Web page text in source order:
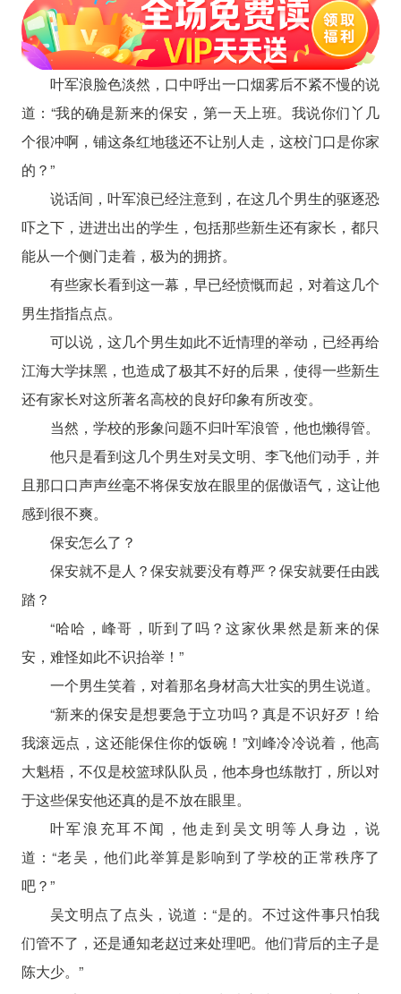
叶军浪脸色淡然，口中呼出一口烟雾后不紧不慢的说
道：“我的确是新来的保安，第一天上班。我说你们丫几
个很冲啊，铺这条红地毯还不让别人走，这校门口是你家
的？”
说话间，叶军浪已经注意到，在这几个男生的驱逐恐
吓之下，进进出出的学生，包括那些新生还有家长，都只
能从一个侧门走着，极为的拥挤。
有些家长看到这一幕，早已经愤慨而起，对着这几个
男生指指点点。
可以说，这几个男生如此不近情理的举动，已经再给
江海大学抹黑，也造成了极其不好的后果，使得一些新生
还有家长对这所著名高校的良好印象有所改变。
当然，学校的形象问题不归叶军浪管，他也懒得管。
他只是看到这几个男生对吴文明、李飞他们动手，并
且那口口声声丝毫不将保安放在眼里的倨傲语气，这让他
感到很不爽。
保安怎么了？
保安就不是人？保安就要没有尊严？保安就要任由践
踏？
“哈哈，峰哥，听到了吗？这家伙果然是新来的保
安，难怪如此不识抬举！”
一个男生笑着，对着那名身材高大壮实的男生说道。
“新来的保安是想要急于立功吗？真是不识好歹！给
我滚远点，这还能保住你的饭碗！”刘峰冷冷说着，他高
大魁梧，不仅是校篮球队队员，他本身也练散打，所以对
于这些保安他还真的是不放在眼里。
叶军浪充耳不闻，他走到吴文明等人身边，说
道：“老吴，他们此举算是影响到了学校的正常秩序了
吧？”
吴文明点了点头，说道：“是的。不过这件事只怕我
们管不了，还是通知老赵过来处理吧。他们背后的主子是
陈大少。”